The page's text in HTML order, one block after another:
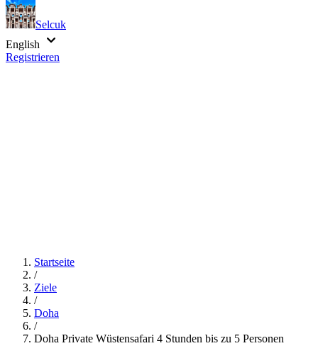
Selcuk
English
Registrieren
Startseite
/
Ziele
/
Doha
/
Doha Private Wüstensafari 4 Stunden bis zu 5 Personen